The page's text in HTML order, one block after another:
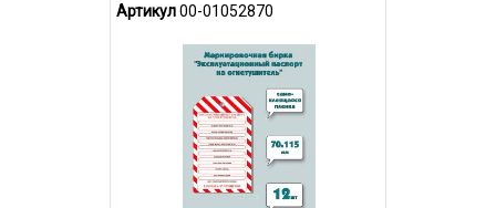
Артикул00-01052870